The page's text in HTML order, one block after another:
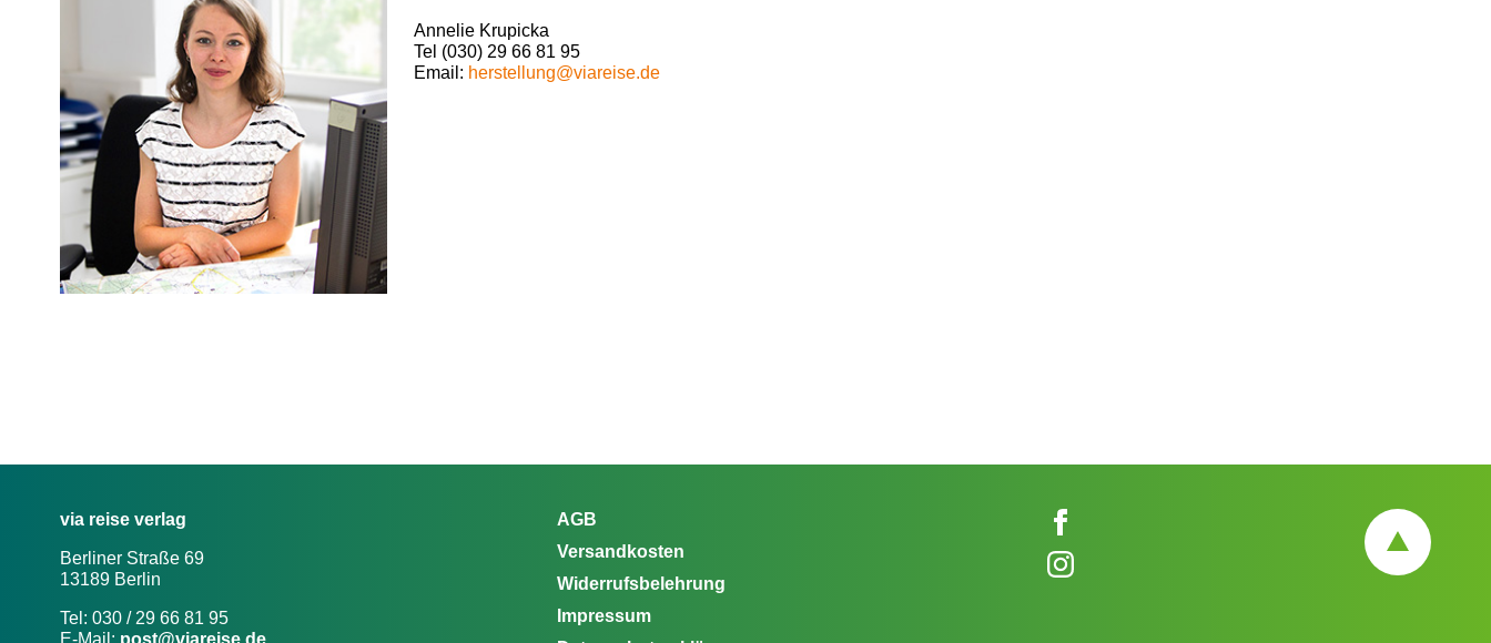
Annelie Krupicka
Tel (030) 29 66 81 95
Email: herstellung@viareise.de
via reise verlag
Berliner Straße 69
13189 Berlin
Tel: 030 / 29 66 81 95
E-Mail: post@viareise.de
AGB
Versandkosten
Widerrufsbelehrung
Impressum